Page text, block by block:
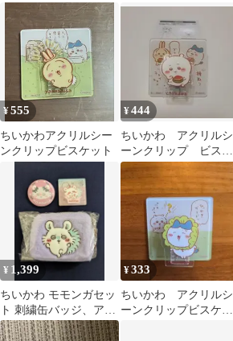
ト 3個セット
¥555
ちいかわアクリルシー
ンクリップビスケット
¥444
ちいかわ アクリルシ
ーンクリップ ビスケ
ット
¥ 1,399
ちいかわ モモンガセッ
ト 刺繍缶バッジ、アク
リルシーンクリップ、
¥333
ちいかわ アクリルシ
ーンクリップビスケッ